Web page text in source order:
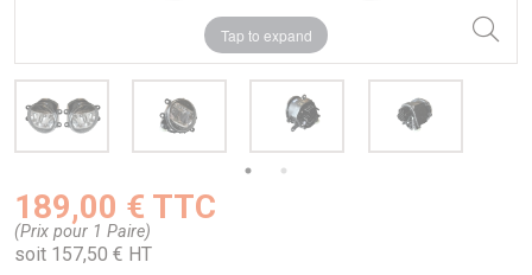
Tap to expand
189,00 € TTC
(Prix pour 1 Paire)
soit 157,50 € HT